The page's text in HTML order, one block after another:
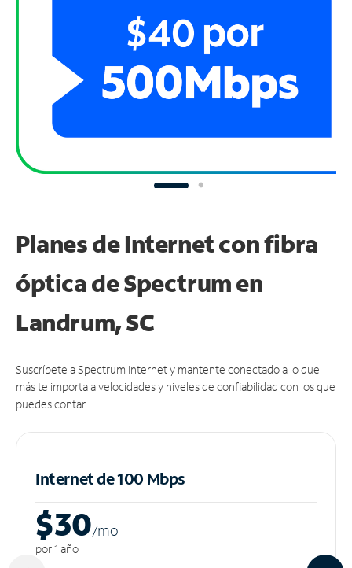
Planes de Internet con fibra
óptica de Spectrum en
Landrum, SC
Suscríbete a Spectrum Internet y mantente conectado a lo que
más te importa a velocidades y niveles de confiabilidad con los que
puedes contar.
Internet de 100 Mbps
$30/mo
por 1 año